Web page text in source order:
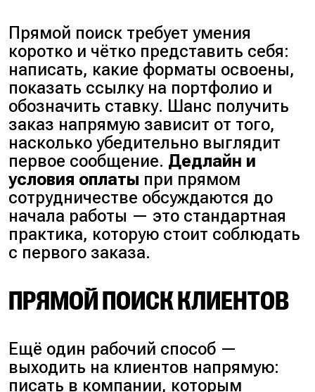
Прямой поиск требует умения
коротко и чётко представить себя:
написать, какие форматы освоены,
показать ссылку на портфолио и
обозначить ставку. Шанс получить
заказ напрямую зависит от того,
насколько убедительно выглядит
первое сообщение. Дедлайн и
условия оплаты при прямом
сотрудничестве обсуждаются до
начала работы — это стандартная
практика, которую стоит соблюдать
с первого заказа.
ПРЯМОЙ ПОИСК КЛИЕНТОВ
Ещё один рабочий способ —
выходить на клиентов напрямую:
писать в компании, которым